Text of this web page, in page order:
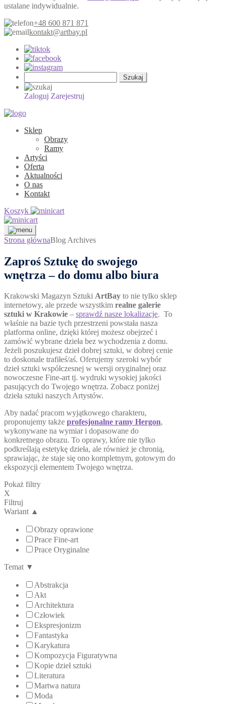
ustalane indywidualnie.
+48 600 871 871
kontakt@artbay.pl
Zaloguj Zarejestruj
Sklep
Obrazy
Ramy
Artyści
Oferta
Aktualności
O nas
Kontakt
Koszyk
Strona głównaBlog Archives
Zaproś Sztukę do swojego
wnętrza – do domu albo biura
Krakowski Magazyn Sztuki ArtBay to nie tylko sklep
internetowy, ale przede wszystkim realne galerie
sztuki w Krakowie – sprawdź nasze lokalizacje. To
właśnie na bazie tych przestrzeni powstała nasza
platforma online, dzięki której możesz obejrzeć i
zamówić wybrane dzieła bez wychodzenia z domu.
Jeżeli poszukujesz dzieł dobrej sztuki, w dobrej cenie
to doskonale trafiłeś/aś. Oferujemy szeroki wybór
dzieł sztuki współczesnej w wersji oryginalnej oraz
nowoczesne Fine-art tj. wydruki wysokiej jakości
pasujących do Twojego wnętrza. Zobacz poniżej
dzieła sztuki naszych Artystów.
Aby nadać pracom wyjątkowego charakteru,
proponujemy także profesjonalne ramy Hergon,
wykonywane na wymiar i dopasowane do
konkretnego obrazu. To oprawy, które nie tylko
podkreślają estetykę dzieła, ale również je chronią,
sprawiając, że staje się ono kompletnym, gotowym do
ekspozycji elementem Twojego wnętrza.
Pokaż filtry
X
Filtruj
Wariant ▲
Obrazy oprawione
Prace Fine-art
Prace Oryginalne
Temat ▼
Abstrakcja
Akt
Architektura
Człowiek
Ekspresjonizm
Fantastyka
Karykatura
Kompozycja Figuratywna
Kopie dzieł sztuki
Literatura
Martwa natura
Moda